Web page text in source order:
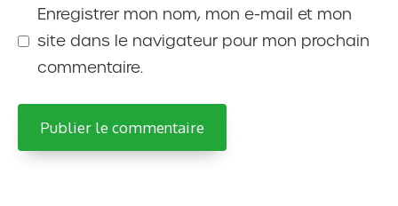
Enregistrer mon nom, mon e-mail et mon
site dans le navigateur pour mon prochain
commentaire.